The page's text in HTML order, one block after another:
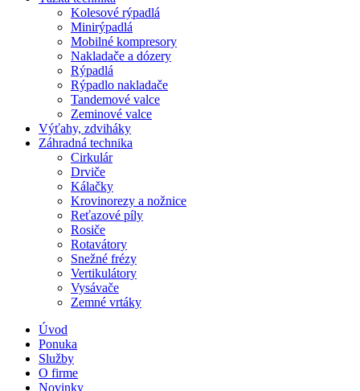
Kolesové rýpadlá
Minirýpadlá
Mobilné kompresory
Nakladače a dózery
Rýpadlá
Rýpadlo nakladače
Tandemové valce
Zeminové valce
Výťahy, zdviháky
Záhradná technika
Cirkulár
Drviče
Kálačky
Krovinorezy a nožnice
Reťazové píly
Rosiče
Rotavátory
Snežné frézy
Vertikulátory
Vysávače
Zemné vrtáky
Úvod
Ponuka
Služby
O firme
Novinky